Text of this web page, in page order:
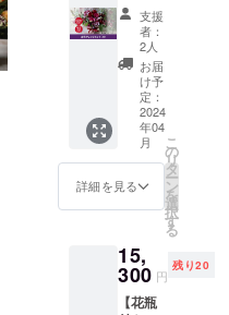
了承く
ださ
い。
できま
せん）
素材に
もこだ
わり、
鮮度の
高いお
花はお
手元に
届いて
からも
イズ：
H20cm
×W20c
m（目
う最高
の配色
とバラ
ンスを
追求し
て完成
した
ブーケ
をお届
けいた
しま
島には
お届け
できま
せん）
ト
（M）
】 クラ
ウド
ファン
ディン
グ特別
価格で
定価
13,000
円(送料
込
み)→12,
200円。
季節に
合わせ
たお花
を中心
支援
者：
2人
お届
け予
定：
2024
年04
月
詳細を見る
こ
の
リ
タ
ー
ン
を
選
択
す
る
15,
300 円
残り20
【花瓶